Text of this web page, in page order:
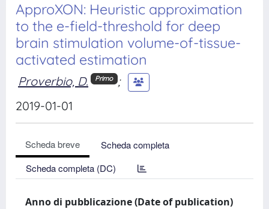
ApproXON: Heuristic approximation
to the e-field-threshold for deep
brain stimulation volume-of-tissue-
activated estimation
Proverbio, D. Primo ;
2019-01-01
Scheda breve
Scheda completa
Scheda completa (DC)
Anno di pubblicazione (Date of publication)